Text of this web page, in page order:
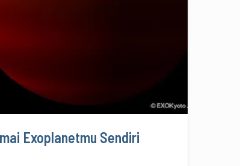
Exoplanetmu Sendiri